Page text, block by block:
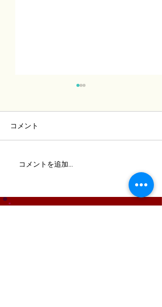
ビジネスマン・ギターリ
コメント
コメントを追加…